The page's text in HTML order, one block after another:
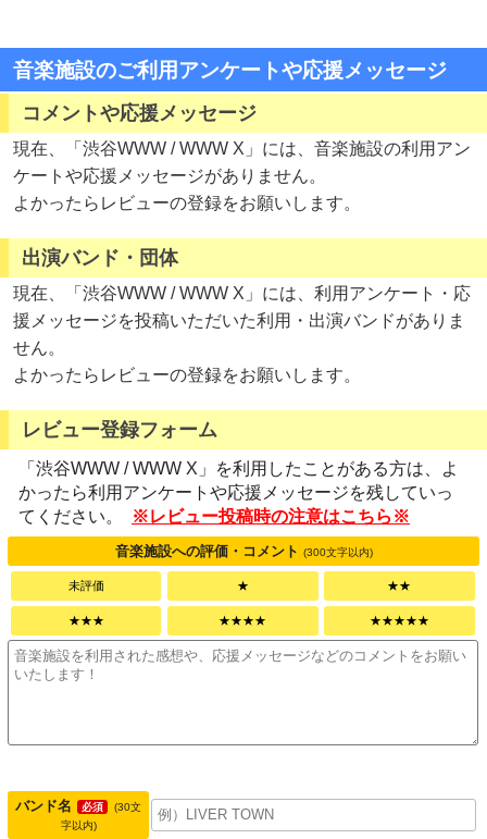
音楽施設のご利用アンケートや応援メッセージ
コメントや応援メッセージ
現在、「渋谷WWW / WWW X」には、音楽施設の利用アン
ケートや応援メッセージがありません。
よかったらレビューの登録をお願いします。
出演バンド・団体
現在、「渋谷WWW / WWW X」には、利用アンケート・応
援メッセージを投稿いただいた利用・出演バンドがありま
せん。
よかったらレビューの登録をお願いします。
レビュー登録フォーム
「渋谷WWW / WWW X」を利用したことがある方は、よ
かったら利用アンケートや応援メッセージを残していっ
てください。
※レビュー投稿時の注意はこちら※
音楽施設への評価・コメント (300文字以内)
未評価 ★ ★★
★★★ ★★★★ ★★★★★
バンド名 必須
(30文
字以内)